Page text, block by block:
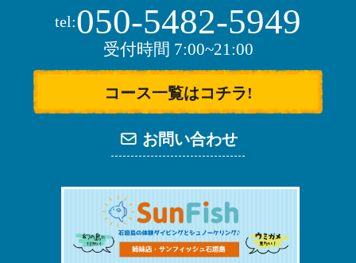
tel:050-5482-5949
受付時間 7:00~21:00
コース一覧はコチラ!
お問い合わせ